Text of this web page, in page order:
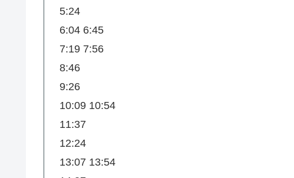
5:24
6:04 6:45
7:19 7:56
8:46
9:26
10:09 10:54
11:37
12:24
13:07 13:54